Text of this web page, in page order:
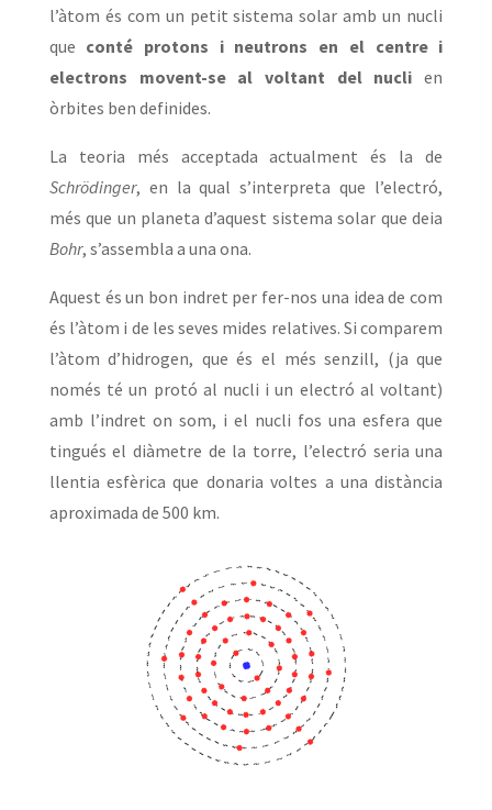
l’àtom és com un petit sistema solar amb un nucli
que conté protons i neutrons en el centre i
electrons movent-se al voltant del nucli en
òrbites ben definides.
La teoria més acceptada actualment és la de
Schrödinger, en la qual s’interpreta que l’electró,
més que un planeta d’aquest sistema solar que deia
Bohr, s’assembla a una ona.
Aquest és un bon indret per fer-nos una idea de com
és l’àtom i de les seves mides relatives. Si comparem
l’àtom d’hidrogen, que és el més senzill, (ja que
només té un protó al nucli i un electró al voltant)
amb l’indret on som, i el nucli fos una esfera que
tingués el diàmetre de la torre, l’electró seria una
llentia esfèrica que donaria voltes a una distància
aproximada de 500 km.